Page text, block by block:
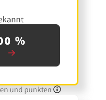
%
und punkten